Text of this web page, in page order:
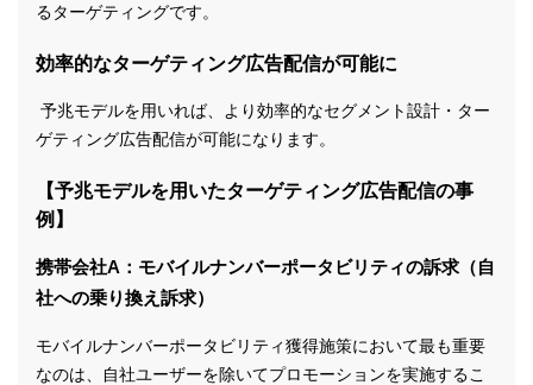
るターゲティングです。
効率的なターゲティング広告配信が可能に
予兆モデルを用いれば、より効率的なセグメント設計・ター
ゲティング広告配信が可能になります。
【予兆モデルを用いたターゲティング広告配信の事
例】
携帯会社A：モバイルナンバーポータビリティの訴求（自
社への乗り換え訴求）
モバイルナンバーポータビリティ獲得施策において最も重要
なのは、自社ユーザーを除いてプロモーションを実施するこ